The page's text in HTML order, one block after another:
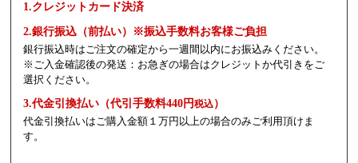
1.クレジットカード決済
2.銀行振込（前払い）※振込手数料お客様ご負担
銀行振込時はご注文の確定から一週間以内にお振込みください。
※ご入金確認後の発送：お急ぎの場合はクレジットか代引きをご
選択ください。
3.代金引換払い（代引手数料440円税込）
代金引換払いはご購入金額１万円以上の場合のみご利用頂けま
す。